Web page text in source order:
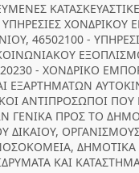
ΥΠΗΡΕΣΙΕΣ ΧΟΝΔΡΙΚΟΥ
46502100 -
- ΧΟΝΔΡΙΚΟ
ΕΞΑΡΤΗΜΑΤΩΝ
ΑΝΤΙΠΡΟΣΩΠΟΙ
ΓΕΝΙΚΑ ΠΡΟΣ ΤΟ
ΔΙΚΑΙΟΥ,
ΔΗΜΟΤΙΚΑ
ΚΑΙ